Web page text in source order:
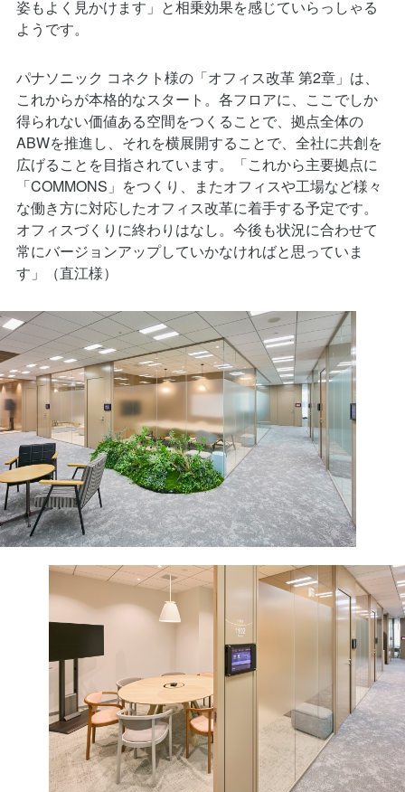
ようです。
これからが本格的なスタート。各フロアに、ここでしか
得られない価値ある空間をつくることで、拠点全体の
ABWを推進し、それを横展開することで、全社に共創を
広げることを目指されています。「これから主要拠点に
「COMMONS」をつくり、またオフィスや工場など様々
な働き方に対応したオフィス改革に着手する予定です。
オフィスづくりに終わりはなし。今後も状況に合わせて
常にバージョンアップしていかなければと思っていま
す」（直江様）